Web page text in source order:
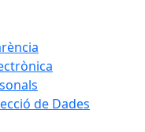
de Dades